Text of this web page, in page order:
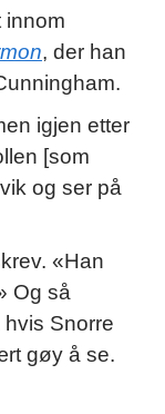
innom
, der han
igjen etter
[som
og ser på
«Han
Og så
Snorre
gøy å se.